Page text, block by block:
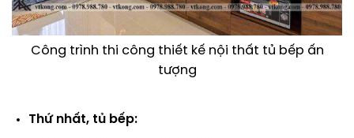
Công trình thi công thiết kế nội thất tủ bếp ấn
tượng
Thứ nhất, tủ bếp: